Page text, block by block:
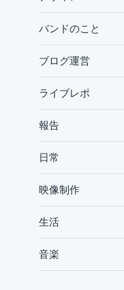
バンドのこと
ブログ運営
ライブレポ
報告
日常
映像制作
生活
音楽